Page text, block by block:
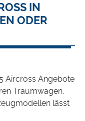
IN
ODER
Aircross Angebote
Traumwagen.
lässt